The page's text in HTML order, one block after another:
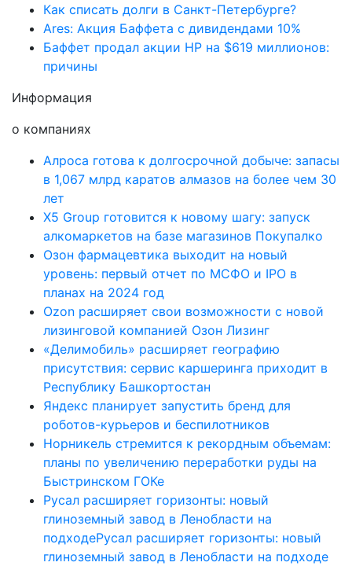
Как списать долги в Санкт-Петербурге?
Ares: Акция Баффета с дивидендами 10%
Баффет продал акции HP на $619 миллионов:
причины
Информация
о компаниях
Алроса готова к долгосрочной добыче: запасы
в 1,067 млрд каратов алмазов на более чем 30
лет
X5 Group готовится к новому шагу: запуск
алкомаркетов на базе магазинов Покупалко
Озон фармацевтика выходит на новый
уровень: первый отчет по МСФО и IPO в
планах на 2024 год
Ozon расширяет свои возможности с новой
лизинговой компанией Озон Лизинг
«Делимобиль» расширяет географию
присутствия: сервис каршеринга приходит в
Республику Башкортостан
Яндекс планирует запустить бренд для
роботов-курьеров и беспилотников
Норникель стремится к рекордным объемам:
планы по увеличению переработки руды на
Быстринском ГОКе
Русал расширяет горизонты: новый
глиноземный завод в Ленобласти на
подходеРусал расширяет горизонты: новый
глиноземный завод в Ленобласти на подходе